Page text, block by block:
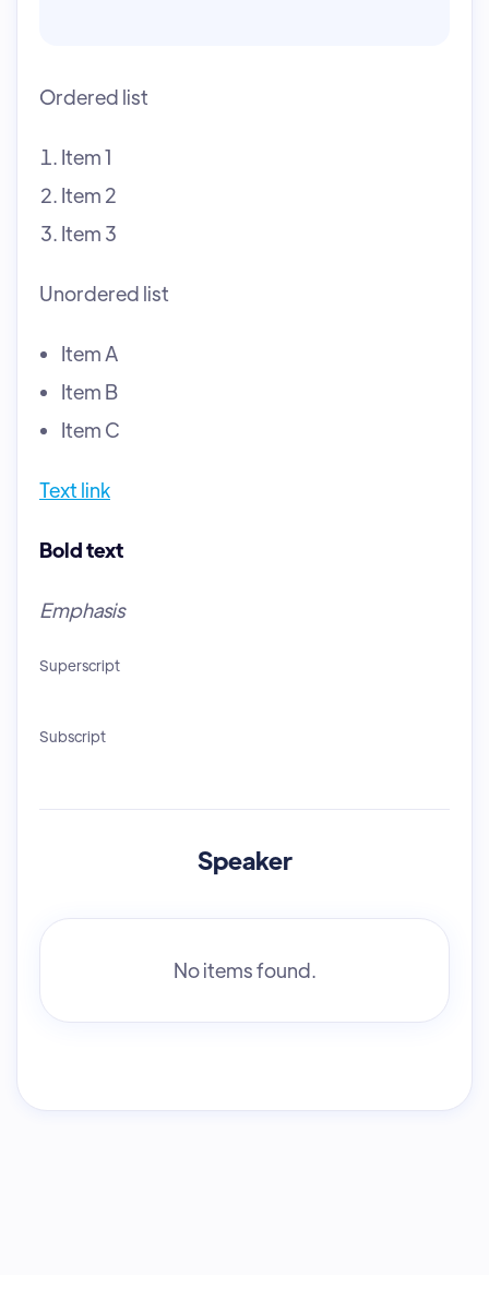
Ordered list
Item 1
Item 2
Item 3
Unordered list
Item A
Item B
Item C
Text link
Bold text
Emphasis
Superscript
Subscript
Speaker
No items found.